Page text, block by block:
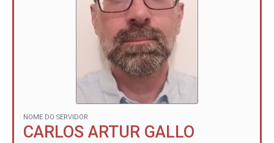
NOME DO SERVIDOR
CARLOS ARTUR GALLO